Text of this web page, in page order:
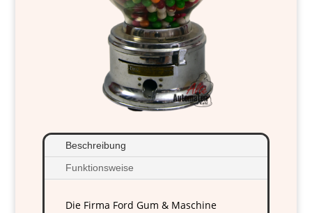
Beschreibung
Funktionsweise
Die Firma Ford Gum & Maschine